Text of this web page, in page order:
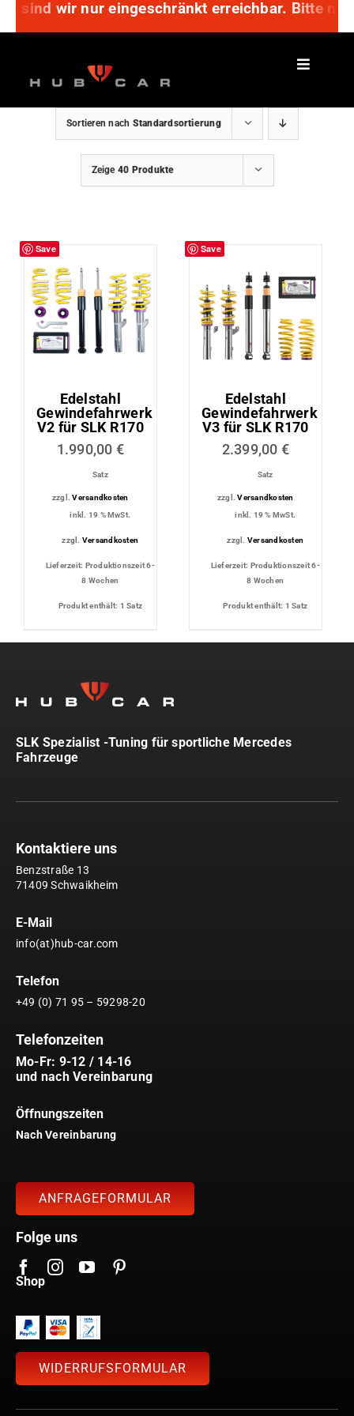
Zum
springen
sind wir nur eingeschränkt erreichbar. Bitte
Sortieren nach Standardsortierung
Zeige 40 Produkte
Save
Edelstahl
Gewindefahrwerk
V2 für SLK R170
1.990,00 €
Satz
zzgl.Versandkosten
inkl. 19 % MwSt.
zzgl. Versandkosten
Lieferzeit: Produktionszeit 6-
8 Wochen
Produkt enthält: 1Satz
Save
Edelstahl
Gewindefahrwerk
V3 für SLK R170
2.399,00 €
Satz
zzgl.Versandkosten
inkl. 19 % MwSt.
zzgl. Versandkosten
Lieferzeit: Produktionszeit 6-
8 Wochen
Produkt enthält: 1Satz
SLK Spezialist -Tuning für sportliche Mercedes
Fahrzeuge
Kontaktiere uns
Benzstraße 13
71409 Schwaikheim
E-Mail
info(at)hub-car.com
Telefon
+49 (0) 71 95 – 59298-20
Telefonzeiten
Mo-Fr: 9-12 / 14-16
und nach Vereinbarung
Öffnungszeiten
Nach Vereinbarung
ANFRAGEFORMULAR
Folge uns
Shop
WIDERRUFSFORMULAR